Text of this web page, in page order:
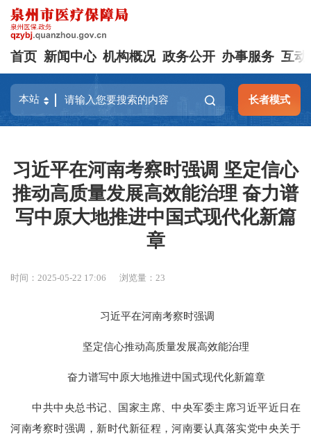
首页 新闻中心 机构概况 政务公开 办事服务 互动
长者模式
习近平在河南考察时强调 坚定信心
推动高质量发展高效能治理 奋力谱
写中原大地推进中国式现代化新篇
章
时间：2025-05-22 17:06 浏览量：23
习近平在河南考察时强调
坚定信心推动高质量发展高效能治理
奋力谱写中原大地推进中国式现代化新篇章
中共中央总书记、国家主席、中央军委主席习近平近日在
河南考察时强调，新时代新征程，河南要认真落实党中央关于